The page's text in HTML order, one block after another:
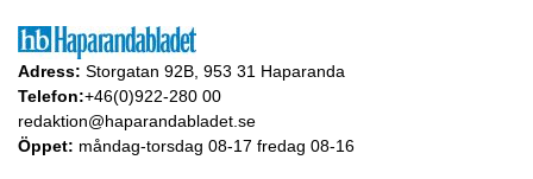
Adress: Storgatan 92B, 953 31 Haparanda
Telefon:+46(0)922-280 00
redaktion@haparandabladet.se
Öppet: måndag-torsdag 08-17 fredag 08-16